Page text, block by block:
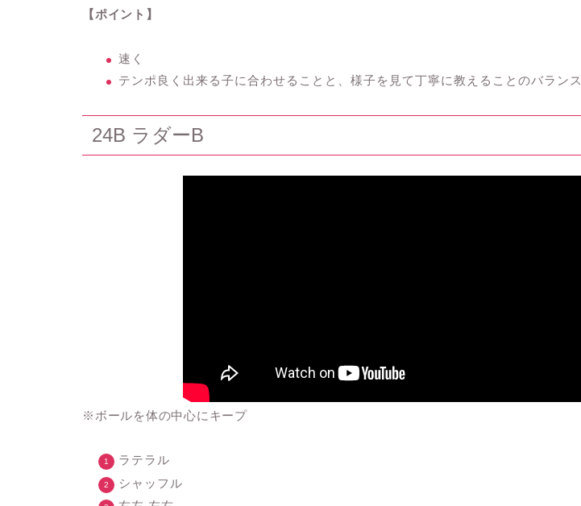
【ポイント】
速く
テンポ良く出来る子に合わせることと、様子を見て丁寧に教えることのバランス
24B ラダーB
※ボールを体の中心にキープ
ラテラル
シャッフル